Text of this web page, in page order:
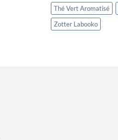
Thé Vert Aromatisé
Zotter Labooko